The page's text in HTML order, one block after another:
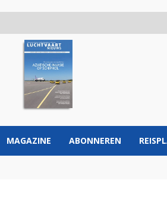
MAGAZINE ABONNEREN